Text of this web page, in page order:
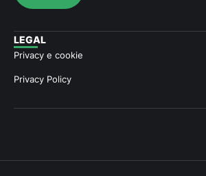
LEGAL
Privacy e cookie
Privacy Policy